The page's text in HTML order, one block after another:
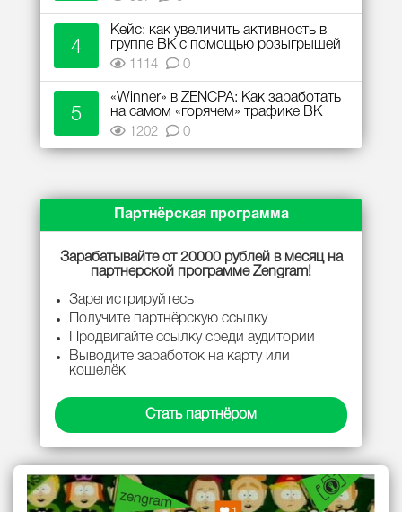
4
Кейс: как увеличить активность в
группе ВК с помощью розыгрышей
1114
0
5
«Winner» в ZENCPA: Как заработать
на самом «горячем» трафике ВК
1202
0
Партнёрская программа
Зарабатывайте от 20000 рублей в месяц на
партнерской программе Zengram!
Зарегистрируйтесь
Получите партнёрскую ссылку
Продвигайте ссылку среди аудитории
Выводите заработок на карту или
кошелёк
Стать партнёром